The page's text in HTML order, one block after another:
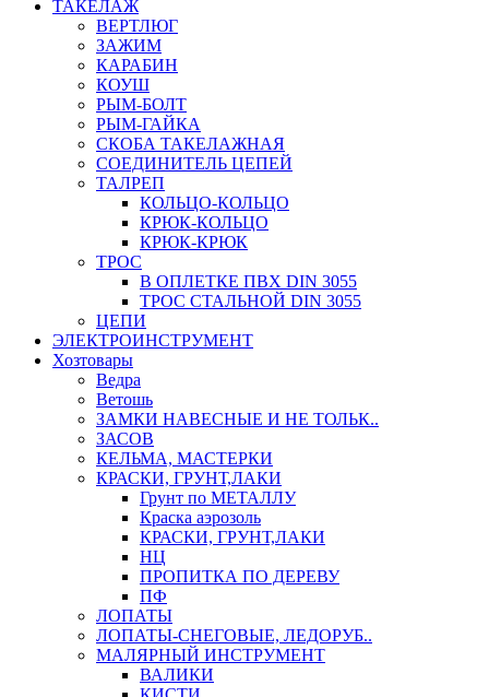
ТАКЕЛАЖ
ВЕРТЛЮГ
ЗАЖИМ
КАРАБИН
КОУШ
РЫМ-БОЛТ
РЫМ-ГАЙКА
СКОБА ТАКЕЛАЖНАЯ
СОЕДИНИТЕЛЬ ЦЕПЕЙ
ТАЛРЕП
КОЛЬЦО-КОЛЬЦО
КРЮК-КОЛЬЦО
КРЮК-КРЮК
ТРОС
В ОПЛЕТКЕ ПВХ DIN 3055
ТРОС СТАЛЬНОЙ DIN 3055
ЦЕПИ
ЭЛЕКТРОИНСТРУМЕНТ
Хозтовары
Ведра
Ветошь
ЗАМКИ НАВЕСНЫЕ И НЕ ТОЛЬК..
ЗАСОВ
КЕЛЬМА, МАСТЕРКИ
КРАСКИ, ГРУНТ,ЛАКИ
Грунт по МЕТАЛЛУ
Краска аэрозоль
КРАСКИ, ГРУНТ,ЛАКИ
НЦ
ПРОПИТКА ПО ДЕРЕВУ
ПФ
ЛОПАТЫ
ЛОПАТЫ-СНЕГОВЫЕ, ЛЕДОРУБ..
МАЛЯРНЫЙ ИНСТРУМЕНТ
ВАЛИКИ